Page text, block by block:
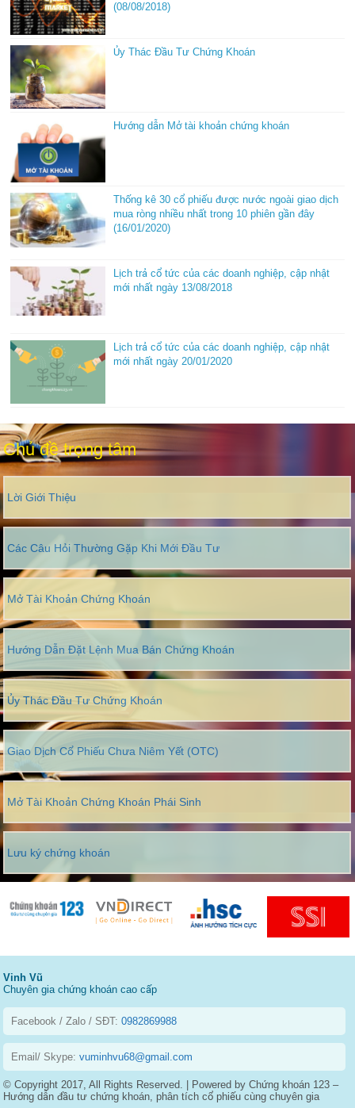
(08/08/2018)
Ủy Thác Đầu Tư Chứng Khoán
Hướng dẫn Mở tài khoản chứng khoán
Thống kê 30 cổ phiếu được nước ngoài giao dịch
mua ròng nhiều nhất trong 10 phiên gần đây
(16/01/2020)
Lịch trả cổ tức của các doanh nghiệp, cập nhật
mới nhất ngày 13/08/2018
Lịch trả cổ tức của các doanh nghiệp, cập nhật
mới nhất ngày 20/01/2020
Chủ đề trọng tâm
Lời Giới Thiệu
Các Câu Hỏi Thường Gặp Khi Mới Đầu Tư
Mở Tài Khoản Chứng Khoán
Hướng Dẫn Đặt Lệnh Mua Bán Chứng Khoán
Ủy Thác Đầu Tư Chứng Khoán
Giao Dịch Cổ Phiếu Chưa Niêm Yết (OTC)
Mở Tài Khoản Chứng Khoán Phái Sinh
Lưu ký chứng khoán
Vinh Vũ
Chuyên gia chứng khoán cao cấp
Facebook / Zalo / SĐT:0982869988
Email/ Skype:vuminhvu68@gmail.com
© Copyright 2017, All Rights Reserved. | Powered by Chứng khoán 123 –
Hướng dẫn đầu tư chứng khoán, phân tích cổ phiếu cùng chuyên gia